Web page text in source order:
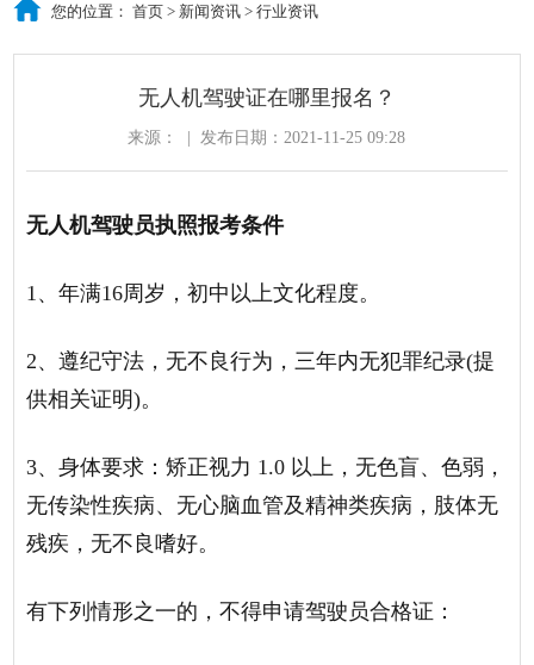
您的位置：首页 > 新闻资讯 >行业资讯
无人机驾驶证在哪里报名？
来源： 发布日期：2021-11-25 09:28
无人机驾驶员执照报考条件
1、年满16周岁，初中以上文化程度。
2、遵纪守法，无不良行为，三年内无犯罪纪录(提
供相关证明)。
3、身体要求：矫正视力 1.0 以上，无色盲、色弱，
无传染性疾病、无心脑血管及精神类疾病，肢体无
残疾，无不良嗜好。
有下列情形之一的，不得申请驾驶员合格证：